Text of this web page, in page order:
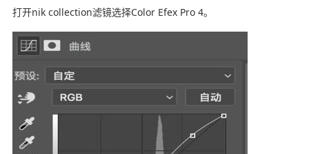
打开nik collection滤镜选择Color Efex Pro 4。